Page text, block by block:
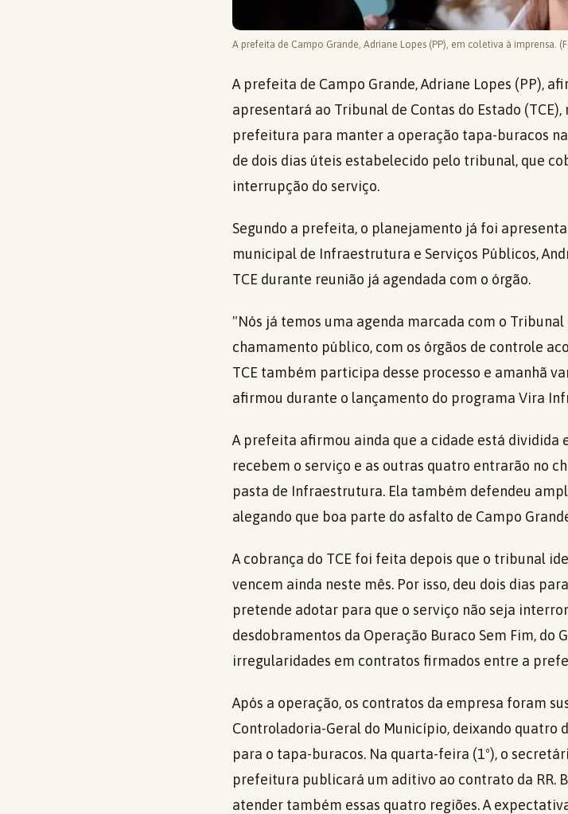
A prefeita de Campo Grande, Adriane Lopes (PP), em coletiva à imprensa.
A prefeita de Campo Grande, Adriane Lopes (PP),
apresentará ao Tribunal de Contas do Estado
prefeitura para manter a operação tapa-buracos
de dois dias úteis estabelecido pelo tribunal, que
interrupção do serviço.
Segundo a prefeita, o planejamento já foi
municipal de Infraestrutura e Serviços Públicos,
TCE durante reunião já agendada com o órgão.
"Nós já temos uma agenda marcada com o
chamamento público, com os órgãos de controle
TCE também participa desse processo e amanhã
afirmou durante o lançamento do programa Vira
A prefeita afirmou ainda que a cidade está dividida
recebem o serviço e as outras quatro entrarão no
pasta de Infraestrutura. Ela também defendeu
alegando que boa parte do asfalto de Campo
A cobrança do TCE foi feita depois que o tribunal
vencem ainda neste mês. Por isso, deu dois dias
pretende adotar para que o serviço não seja
desdobramentos da Operação Buraco Sem Fim, do
irregularidades em contratos firmados entre a
Após a operação, os contratos da empresa foram
Controladoria-Geral do Município, deixando quatro
para o tapa-buracos. Na quarta-feira (1º), o
prefeitura publicará um aditivo ao contrato da RR.
atender também essas quatro regiões. A